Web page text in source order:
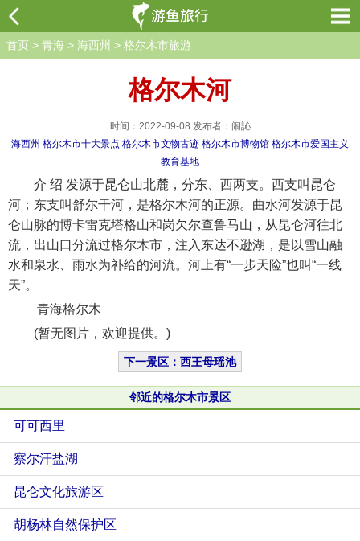
首页 > 青海 > 海西州 > 格尔木市旅游
格尔木河
时间：2022-09-08 发布者：闹訫
海西州 格尔木市十大景点 格尔木市文物古迹 格尔木市博物馆 格尔木市爱国主义
教育基地
介 绍 发源于昆仑山北麓，分东、西两支。西支叫昆仑
河；东支叫舒尔干河，是格尔木河的正源。曲水河发源于昆
仑山脉的博卡雷克塔格山和岗欠尔查鲁马山，从昆仑河往北
流，出山口分流过格尔木市，注入东达不逊湖，是以雪山融
水和泉水、雨水为补给的河流。河上有“一步天险”也叫“一线
天”。
青海格尔木
(暂无图片，欢迎提供。)
下一景区：西王母瑶池
邻近的格尔木市景区
可可西里
察尔汗盐湖
昆仑文化旅游区
胡杨林自然保护区